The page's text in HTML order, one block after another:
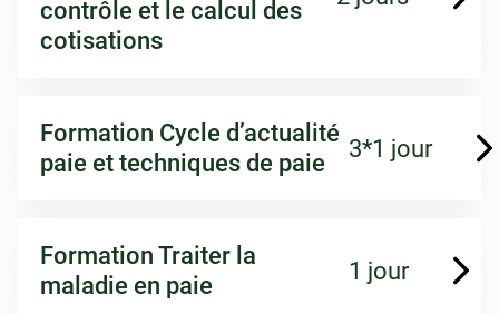
contrôle et le calcul des
cotisations
Formation Cycle d’actualité
paie et techniques de paie
3*1 jour
Formation Traiter la
maladie en paie
1 jour